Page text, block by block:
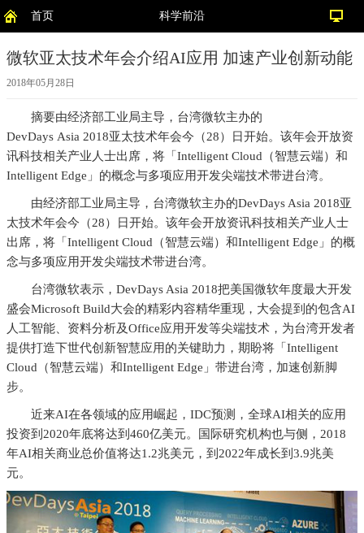
首页 科学前沿
微软亚太技术年会介绍AI应用 加速产业创新动能
2018年05月28日
摘要由经济部工业局主导，台湾微软主办的
DevDays Asia 2018亚太技术年会今（28）日开始。该年会开放资
讯科技相关产业人士出席，将「Intelligent Cloud（智慧云端）和
Intelligent Edge」的概念与多项应用开发尖端技术带进台湾。
由经济部工业局主导，台湾微软主办的DevDays Asia 2018亚
太技术年会今（28）日开始。该年会开放资讯科技相关产业人士
出席，将「Intelligent Cloud（智慧云端）和Intelligent Edge」的概
念与多项应用开发尖端技术带进台湾。
台湾微软表示，DevDays Asia 2018把美国微软年度最大开发
盛会Microsoft Build大会的精彩内容精华重现，大会提到的包含AI
人工智能、资料分析及Office应用开发等尖端技术，为台湾开发者
提供打造下世代创新智慧应用的关键助力，期盼将「Intelligent
Cloud（智慧云端）和Intelligent Edge」带进台湾，加速创新脚
步。
近来AI在各领域的应用崛起，IDC预测，全球AI相关的应用
投资到2020年底将达到460亿美元。国际研究机构也与侧，2018
年AI相关商业总价值将达1.2兆美元，到2022年成长到3.9兆美
元。